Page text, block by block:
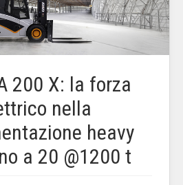
200 X: la forza
nella
heavy
a 20 @1200 t